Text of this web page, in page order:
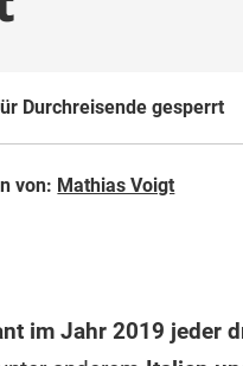
Durchreisende gesperrt
von: Mathias Voigt
im Jahr 2019 jeder